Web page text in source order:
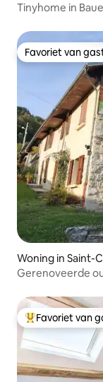
Tinyhome in
Favoriet van
Favoriet van
Woning in Saint-
Gerenoveerde
Topfavoriet van
Favoriet van